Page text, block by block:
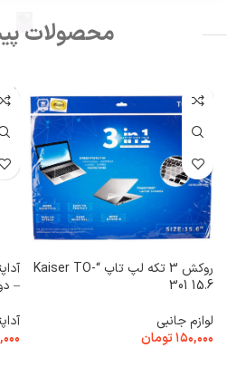
محصولات
روکش 3 تکه لپ تاپ “Kaiser TO-
301 15.6
لوازم جانبی
۱۵۰,۰۰۰تومان
–